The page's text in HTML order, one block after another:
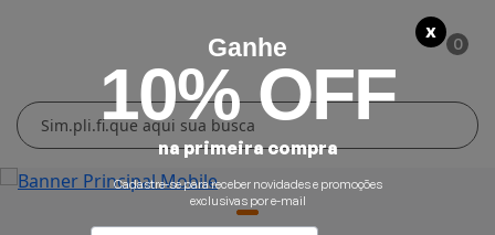
0
X
Ganhe
10% OFF
na primeira compra
Cadastre-se para receber novidades e promoções
exclusivas por e-mail
Cozinha
Liquidificadores
Lar
Conforto Térmico
Climatizadores
Cuidados Pessoais
Secadores